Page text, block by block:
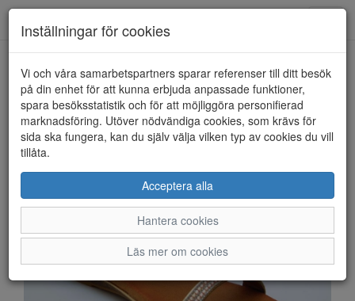
HEM LUNAR
Inställningar för cookies
Vi och våra samarbetspartners sparar referenser till ditt besök
på din enhet för att kunna erbjuda anpassade funktioner,
spara besöksstatistik och för att möjliggöra personifierad
marknadsföring. Utöver nödvändiga cookies, som krävs för
sida ska fungera, kan du själv välja vilken typ av cookies du vill
tillåta.
Acceptera alla
Hantera cookies
Läs mer om cookies